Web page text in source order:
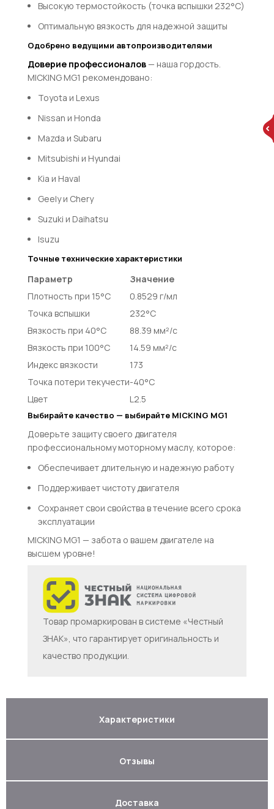
Высокую термостойкость (точка вспышки 232°C)
Оптимальную вязкость для надежной защиты
Одобрено ведущими автопроизводителями
Доверие профессионалов — наша гордость.
MICKING MG1 рекомендовано:
Toyota и Lexus
Nissan и Honda
Mazda и Subaru
Mitsubishi и Hyundai
Kia и Haval
Geely и Chery
Suzuki и Daihatsu
Isuzu
Точные технические характеристики
Параметр
Значение
Плотность при 15°C
0.8529 г/мл
Точка вспышки
232°C
Вязкость при 40°C
88.39 мм²/с
Вязкость при 100°C
14.59 мм²/с
Индекс вязкости
173
Точка потери текучести-40°C
Цвет
L2.5
Выбирайте качество — выбирайте MICKING MG1
Доверьте защиту своего двигателя
профессиональному моторному маслу, которое:
Обеспечивает длительную и надежную работу
Поддерживает чистоту двигателя
Сохраняет свои свойства в течение всего срока
эксплуатации
MICKING MG1 — забота о вашем двигателе на
высшем уровне!
Товар промаркирован в системе «Честный
ЗНАК», что гарантирует оригинальность и
качество продукции.
Характеристики
Отзывы
Доставка